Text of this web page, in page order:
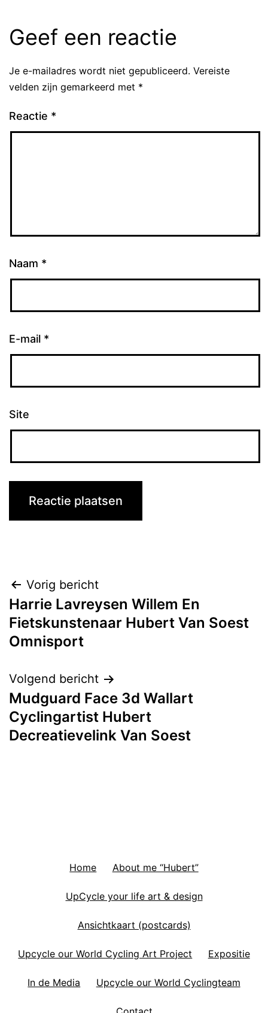
Geef een reactie
Je e-mailadres wordt niet gepubliceerd. Vereiste
velden zijn gemarkeerd met *
Reactie *
Naam *
E-mail *
Site
Bericht
navigatie
Vorig bericht
Harrie Lavreysen Willem En
Fietskunstenaar Hubert Van Soest
Omnisport
Volgend bericht
Mudguard Face 3d Wallart
Cyclingartist Hubert
Decreatievelink Van Soest
Home About me “Hubert”
UpCycle your life art & design
Ansichtkaart (postcards)
Upcycle our World Cycling Art Project Expositie
In de Media Upcycle our World Cyclingteam